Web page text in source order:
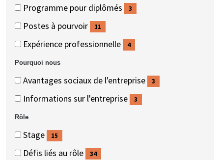
Postes
à
Postes
à
Programme pour diplômés
(3
3
Postes à pourvoir
(11
éléments)
11
Expérience professionnelle
(4
4
Pourquoi nous
Pourquoi
nous
Pourquoi
nous
Avantages sociaux de l'entreprise
(3
3
Informations sur l'entreprise
(3
3
Rôle
Rôle
Rôle
Stage
(15
15
Défis liés au rôle
34